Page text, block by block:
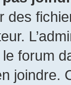
des
forum
joindre.